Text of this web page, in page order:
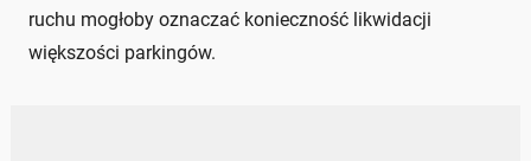
ruchu mogłoby oznaczać konieczność likwidacji
większości parkingów.